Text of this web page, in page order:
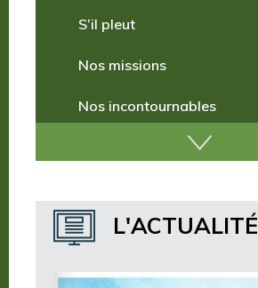
Nos incontournables
Où dormir ?
L'ACTUALITÉ